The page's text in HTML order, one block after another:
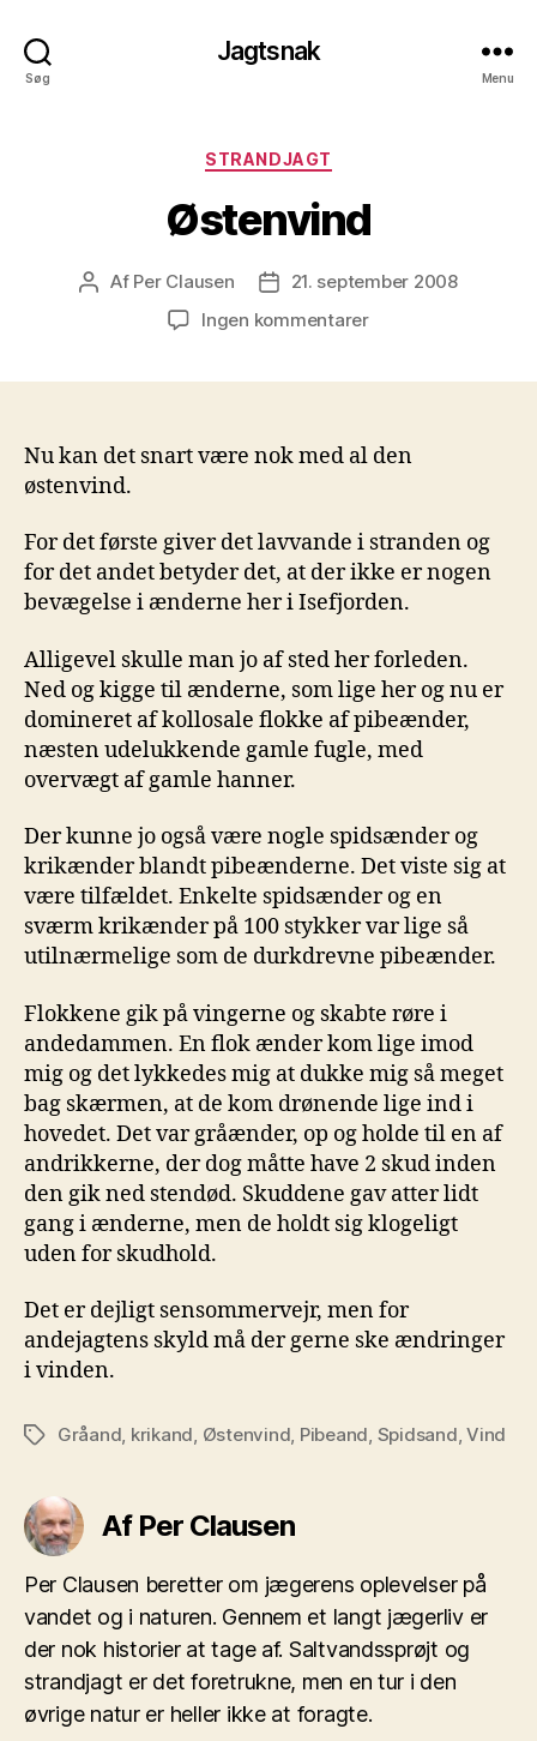
Søg
Jagtsnak
Menu
Kategorier
STRANDJAGT
Østenvind
Indlægsforfatter
Af Per Clausen Indlægsdato
21. september 2008
Ingen kommentarertil
Nu kan det snart være nok med al den
østenvind.
For det første giver det lavvande i stranden og
for det andet betyder det, at der ikke er nogen
bevægelse i ænderne her i Isefjorden.
Alligevel skulle man jo af sted her forleden.
Ned og kigge til ænderne, som lige her og nu er
domineret af kollosale flokke af pibeænder,
næsten udelukkende gamle fugle, med
overvægt af gamle hanner.
Der kunne jo også være nogle spidsænder og
krikænder blandt pibeænderne. Det viste sig at
være tilfældet. Enkelte spidsænder og en
sværm krikænder på 100 stykker var lige så
utilnærmelige som de durkdrevne pibeænder.
Flokkene gik på vingerne og skabte røre i
andedammen. En flok ænder kom lige imod
mig og det lykkedes mig at dukke mig så meget
bag skærmen, at de kom drønende lige ind i
hovedet. Det var gråænder, op og holde til en af
andrikkerne, der dog måtte have 2 skud inden
den gik ned stendød. Skuddene gav atter lidt
gang i ænderne, men de holdt sig klogeligt
uden for skudhold.
Det er dejligt sensommervejr, men for
andejagtens skyld må der gerne ske ændringer
i vinden.
TagsGråand, krikand, Østenvind, Pibeand, Spidsand,Vind
Af Per Clausen
Per Clausen beretter om jægerens oplevelser på
vandet og i naturen. Gennem et langt jægerliv er
der nok historier at tage af. Saltvandssprøjt og
strandjagt er det foretrukne, men en tur i den
øvrige natur er heller ikke at foragte.